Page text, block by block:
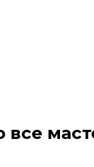
все